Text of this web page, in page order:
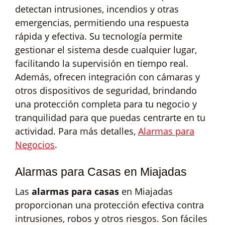
detectan intrusiones, incendios y otras
emergencias, permitiendo una respuesta
rápida y efectiva. Su tecnología permite
gestionar el sistema desde cualquier lugar,
facilitando la supervisión en tiempo real.
Además, ofrecen integración con cámaras y
otros dispositivos de seguridad, brindando
una protección completa para tu negocio y
tranquilidad para que puedas centrarte en tu
actividad. Para más detalles, Alarmas para
Negocios.
Alarmas para Casas en Miajadas
Las alarmas para casas en Miajadas
proporcionan una protección efectiva contra
intrusiones, robos y otros riesgos. Son fáciles